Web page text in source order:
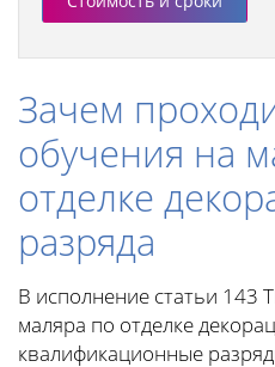
Зачем
обучения на
отделке
разряда
В исполнение статьи 143
маляра по отделке
квалификационные